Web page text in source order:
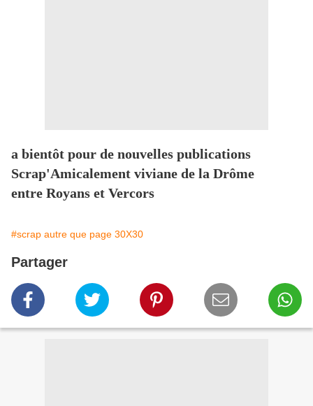
a bientôt pour de nouvelles publications
Scrap'Amicalement viviane de la Drôme
entre Royans et Vercors
#scrap autre que page 30X30
Partager